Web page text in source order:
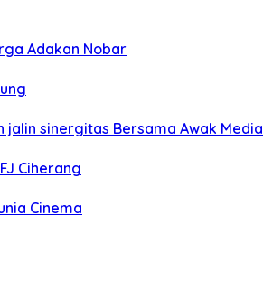
Adakan Nobar
jalin sinergitas Bersama Awak Media
Ciherang
Cinema